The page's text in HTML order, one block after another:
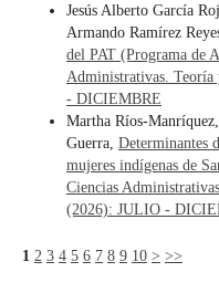
Jesús Alberto García
Armando Ramírez
del PAT (Programa de
Administrativas.
- DICIEMBRE
Martha Ríos-
Guerra, Determinantes
mujeres indígenas de
Ciencias
(2026): JULIO -
1 2 3 4 5 6 7 8 9 10 > >>